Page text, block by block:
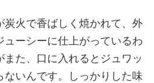
炭火で香ばしく焼かれて、外
ューシーに仕上がっているわ
た、口に入れるとジュワッ
ないんです。しっかりした味